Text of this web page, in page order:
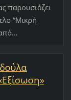
παρουσιάζει
“Μικρή